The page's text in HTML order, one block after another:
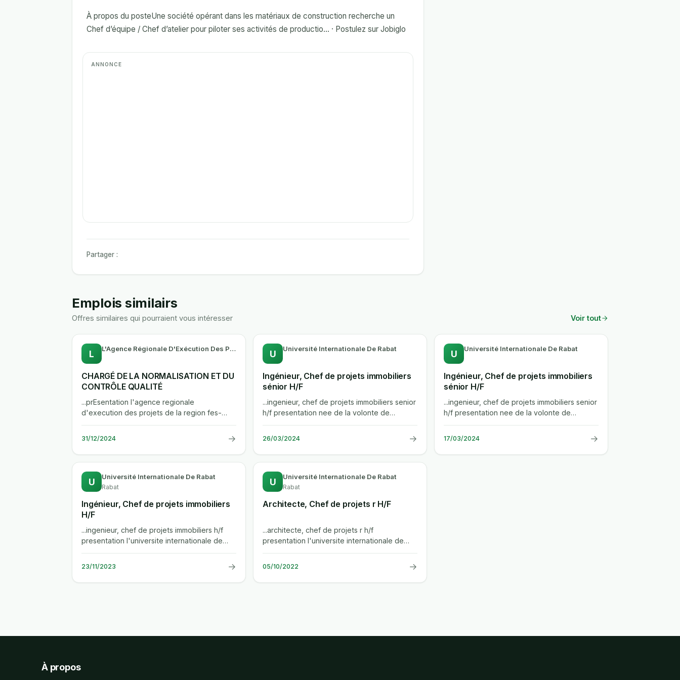
À propos du posteUne société opérant dans les matériaux de construction recherche un
Chef d’équipe / Chef d’atelier pour piloter ses activités de productio... · Postulez sur Jobiglo
Partager :
Emplois similairs
Offres similaires qui pourraient vous intéresser Voir tout
L L'Agence Régionale D'Exécution Des Projets Région FES-MEKNES
CHARGÉ DE LA NORMALISATION ET DU
CONTRÔLE QUALITÉ
...prEsentation l'agence regionale
d'execution des projets de la region fes-
meknes (areep-fm) lance un appel a...
31/12/2024 →
U Université Internationale De Rabat
Ingénieur, Chef de projets immobiliers
sénior H/F
...ingenieur, chef de projets immobiliers senior
h/f presentation nee de la volonte de
repondre aux enjeux economiques,...
26/03/2024 →
U Université Internationale De Rabat
Ingénieur, Chef de projets immobiliers
sénior H/F
...ingenieur, chef de projets immobiliers senior
h/f presentation nee de la volonte de
repondre aux enjeux economiques,...
17/03/2024 →
U Université Internationale De Rabat
Rabat
Ingénieur, Chef de projets immobiliers
H/F
...ingenieur, chef de projets immobiliers h/f
presentation l'universite internationale de
rabat « uir » developpe ses...
23/11/2023 →
U Université Internationale De Rabat
Rabat
Architecte, Chef de projets r H/F
...architecte, chef de projets r h/f
presentation l'universite internationale de
rabat est devenue des ses premieres...
05/10/2022 →
À propos